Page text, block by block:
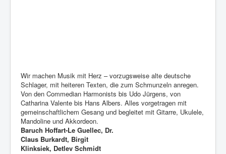
Wir machen Musik mit Herz – vorzugsweise alte deutsche
Schlager, mit heiteren Texten, die zum Schmunzeln anregen.
Von den Commedian Harmonists bis Udo Jürgens, von
Catharina Valente bis Hans Albers. Alles vorgetragen mit
gemeinschaftlichem Gesang und begleitet mit Gitarre, Ukulele,
Mandoline und Akkordeon.
Baruch Hoffart-Le Guellec, Dr.
Claus Burkardt, Birgit
Klinksiek, Detlev Schmidt